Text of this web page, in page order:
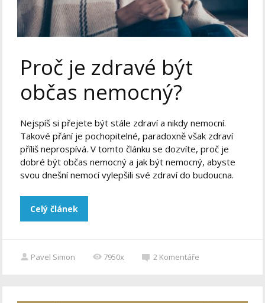
Proč je zdravé být
občas nemocný?
Nejspíš si přejete být stále zdraví a nikdy nemocní.
Takové přání je pochopitelné, paradoxně však zdraví
příliš neprospívá. V tomto článku se dozvíte, proč je
dobré být občas nemocný a jak být nemocný, abyste
svou dnešní nemocí vylepšili své zdraví do budoucna.
Celý článek
Pavel Simon 7950x 2 Komentáře